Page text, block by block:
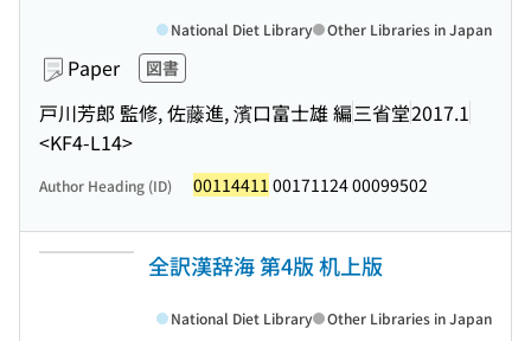
Paper 図書
戸川芳郎 監修, 佐藤進, 濱口富士雄 編三省堂2017.1
<KF4-L14>
National Diet Library Other Libraries in Japan
Author Heading (ID) 00114411 00171124 00099502
全訳漢辞海 第4版 机上版
National Diet Library Other Libraries in Japan